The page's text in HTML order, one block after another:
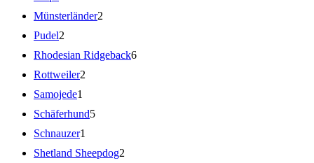
Münsterländer2
Pudel2
Rhodesian Ridgeback6
Rottweiler2
Samojede1
Schäferhund5
Schnauzer1
Shetland Sheepdog2